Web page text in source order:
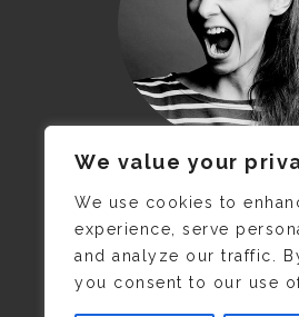
We value your
We use cookies to
experience, serve
and analyze our traffic.
you consent to our use
JE M’APPELLE
C’EST ©CAMILLE
PRIS CETTE